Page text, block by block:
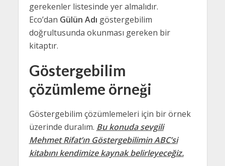
gerekenler listesinde yer almalıdır.
Eco’dan Gülün Adı göstergebilim
doğrultusunda okunması gereken bir
kitaptır.
Göstergebilim
çözümleme örneği
Göstergebilim çözümlemeleri için bir örnek
üzerinde duralım. Bu konuda sevgili
Mehmet Rifat’ın Göstergebilimin ABC’si
kitabını kendimize kaynak belirleyeceğiz.